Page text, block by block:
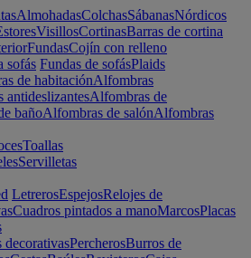
AlmohadasColchasSábanasNórdicos
VisillosCortinasBarras de cortina
FundasCojín con relleno
sofás Fundas de sofásPlaids
de habitaciónAlfombras
antideslizantesAlfombras de
bañoAlfombras de salónAlfombras
Toallas
Servilletas
LetrerosEspejosRelojes de
Cuadros pintados a manoMarcosPlacas
decorativasPercherosBurros de